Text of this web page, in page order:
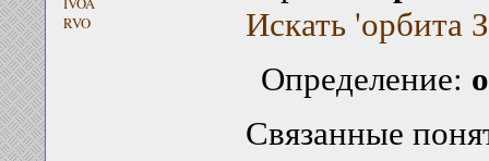
RVO
Искать 'орбита
Определение:
Связанные